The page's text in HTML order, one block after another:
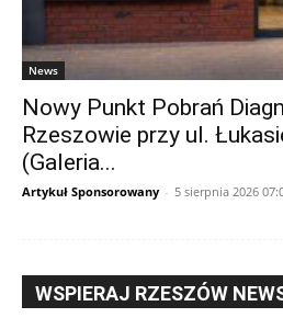
News
Nowy Punkt Pobrań
Rzeszowie przy ul.
(Galeria...
Artykuł Sponsorowany - 5 sierpnia 2026
WSPIERAJ RZESZÓW